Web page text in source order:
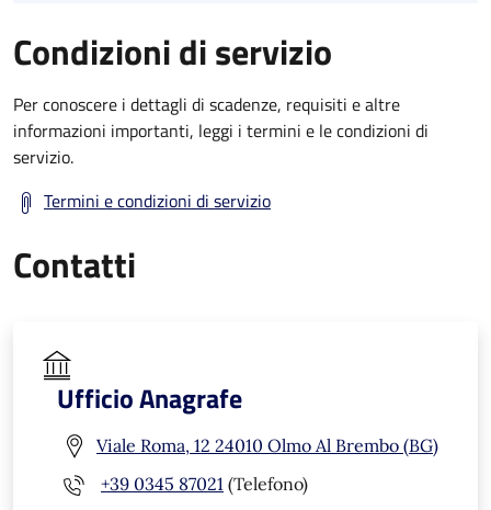
Condizioni di servizio
Per conoscere i dettagli di scadenze, requisiti e altre
informazioni importanti, leggi i termini e le condizioni di
servizio.
Termini e condizioni di servizio
Contatti
Ufficio Anagrafe
Viale Roma, 12 24010 Olmo Al Brembo (BG)
+39 0345 87021 (Telefono)